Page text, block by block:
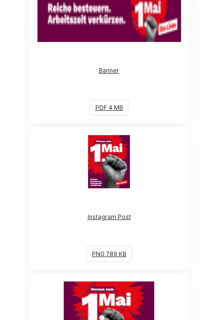
Banner
PDF 4 MB
Instagram Post
(Link öffnet ein neues Fenster)
PNG 789 KB
(Link öffnet ein neues Fenster)